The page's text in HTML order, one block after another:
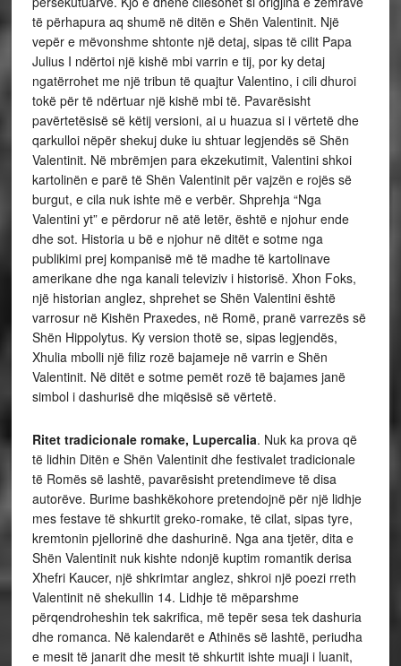
të përhapura aq shumë në ditën e Shën Valentinit. Një
vepër e mëvonshme shtonte një detaj, sipas të cilit Papa
Julius I ndërtoi një kishë mbi varrin e tij, por ky detaj
ngatërrohet me një tribun të quajtur Valentino, i cili dhuroi
tokë për të ndërtuar një kishë mbi të. Pavarësisht
pavërtetësisë së këtij versioni, ai u huazua si i vërtetë dhe
qarkulloi nëpër shekuj duke iu shtuar legjendës së Shën
Valentinit. Në mbrëmjen para ekzekutimit, Valentini shkoi
kartolinën e parë të Shën Valentinit për vajzën e rojës së
burgut, e cila nuk ishte më e verbër. Shprehja “Nga
Valentini yt” e përdorur në atë letër, është e njohur ende
dhe sot. Historia u bë e njohur në ditët e sotme nga
publikimi prej kompanisë më të madhe të kartolinave
amerikane dhe nga kanali televiziv i historisë. Xhon Foks,
një historian anglez, shprehet se Shën Valentini është
varrosur në Kishën Praxedes, në Romë, pranë varrezës së
Shën Hippolytus. Ky version thotë se, sipas legjendës,
Xhulia mbolli një filiz rozë bajameje në varrin e Shën
Valentinit. Në ditët e sotme pemët rozë të bajames janë
simbol i dashurisë dhe miqësisë së vërtetë.
Ritet tradicionale romake, Lupercalia. Nuk ka prova që
të lidhin Ditën e Shën Valentinit dhe festivalet tradicionale
të Romës së lashtë, pavarësisht pretendimeve të disa
autorëve. Burime bashkëkohore pretendojnë për një lidhje
mes festave të shkurtit greko-romake, të cilat, sipas tyre,
kremtonin pjellorinë dhe dashurinë. Nga ana tjetër, dita e
Shën Valentinit nuk kishte ndonjë kuptim romantik derisa
Xhefri Kaucer, një shkrimtar anglez, shkroi një poezi rreth
Valentinit në shekullin 14. Lidhje të mëparshme
përqendroheshin tek sakrifica, më tepër sesa tek dashuria
dhe romanca. Në kalendarët e Athinës së lashtë, periudha
e mesit të janarit dhe mesit të shkurtit ishte muaji i luanit,